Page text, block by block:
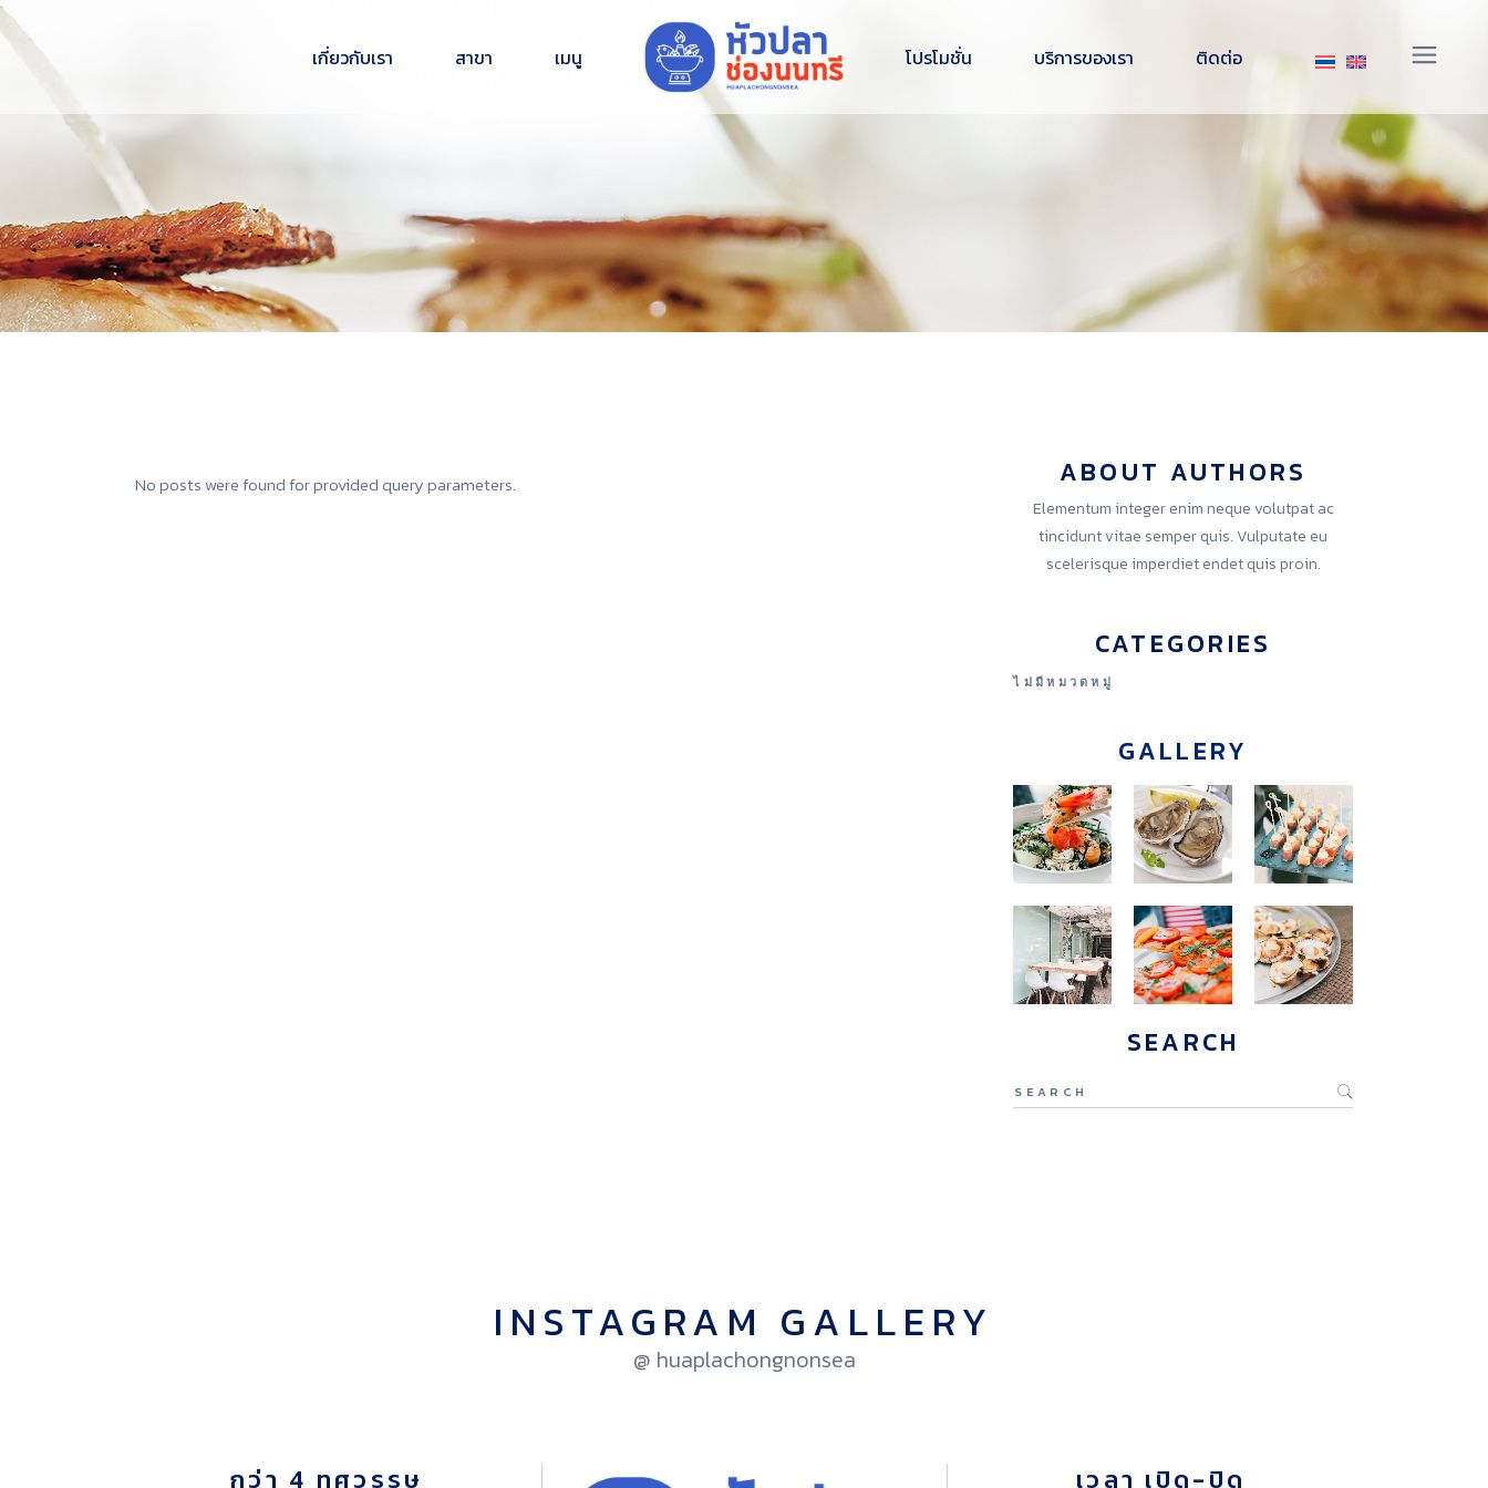
เกี่ยวกับเรา สาขา เมนู โปรโมชั่น บริการของเรา
สิ่งอำนวยความสะดวกภายในร้าน
ติดต่อ
No posts were found for provided query parameters. ABOUT AUTHORS
Elementum integer enim neque volutpat ac
tincidunt vitae semper quis. Vulputate eu
scelerisque imperdiet endet quis proin.
CATEGORIES
ไม่มีหมวดหมู่
GALLERY
SEARCH
INSTAGRAM GALLERY
@ huaplachongnonsea
กว่า 4 ทศวรรษ เวลา เปิด-ปิด